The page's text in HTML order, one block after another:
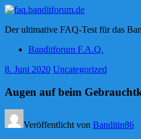
Zum
springen
faq.banditforum.de
Der ultimative FAQ-Test für das
Banditforum F.A.Q.
8. Juni 2020 Uncategorized
Augen auf beim
Veröffentlicht von Banditin86